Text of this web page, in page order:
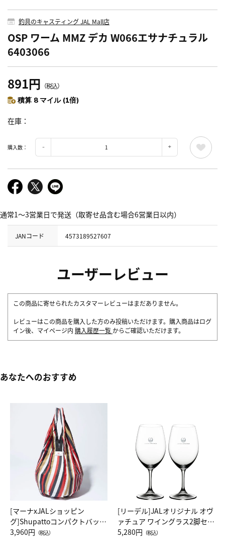
釣具のキャスティング JAL Mall店
OSP ワーム MMZ デカ W066エサナチュラル
6403066
891円 （税込）
積算 8 マイル (1倍)
在庫
購入数：
通常1～3営業日で発送（取寄せ品含む場合6営業日以内）
JANコード 4573189527607
ユーザーレビュー
この商品に寄せられたカスタマーレビューはまだありません。
レビューはこの商品を購入した方のみ投稿いただけます。購入商品はログ
イン後、マイページ内 購入履歴一覧 からご確認いただけます。
あなたへのおすすめ
[マーナxJALショッピン
グ]Shupattoコンパクトバッグ
Drop JAL客室乗務員（LC）ス
3,960円 （税込）
[リーデル]JALオリジナル オヴ
ァチュア ワイングラス2脚セッ
ト（レッドワイン）
5,280円 （税込）